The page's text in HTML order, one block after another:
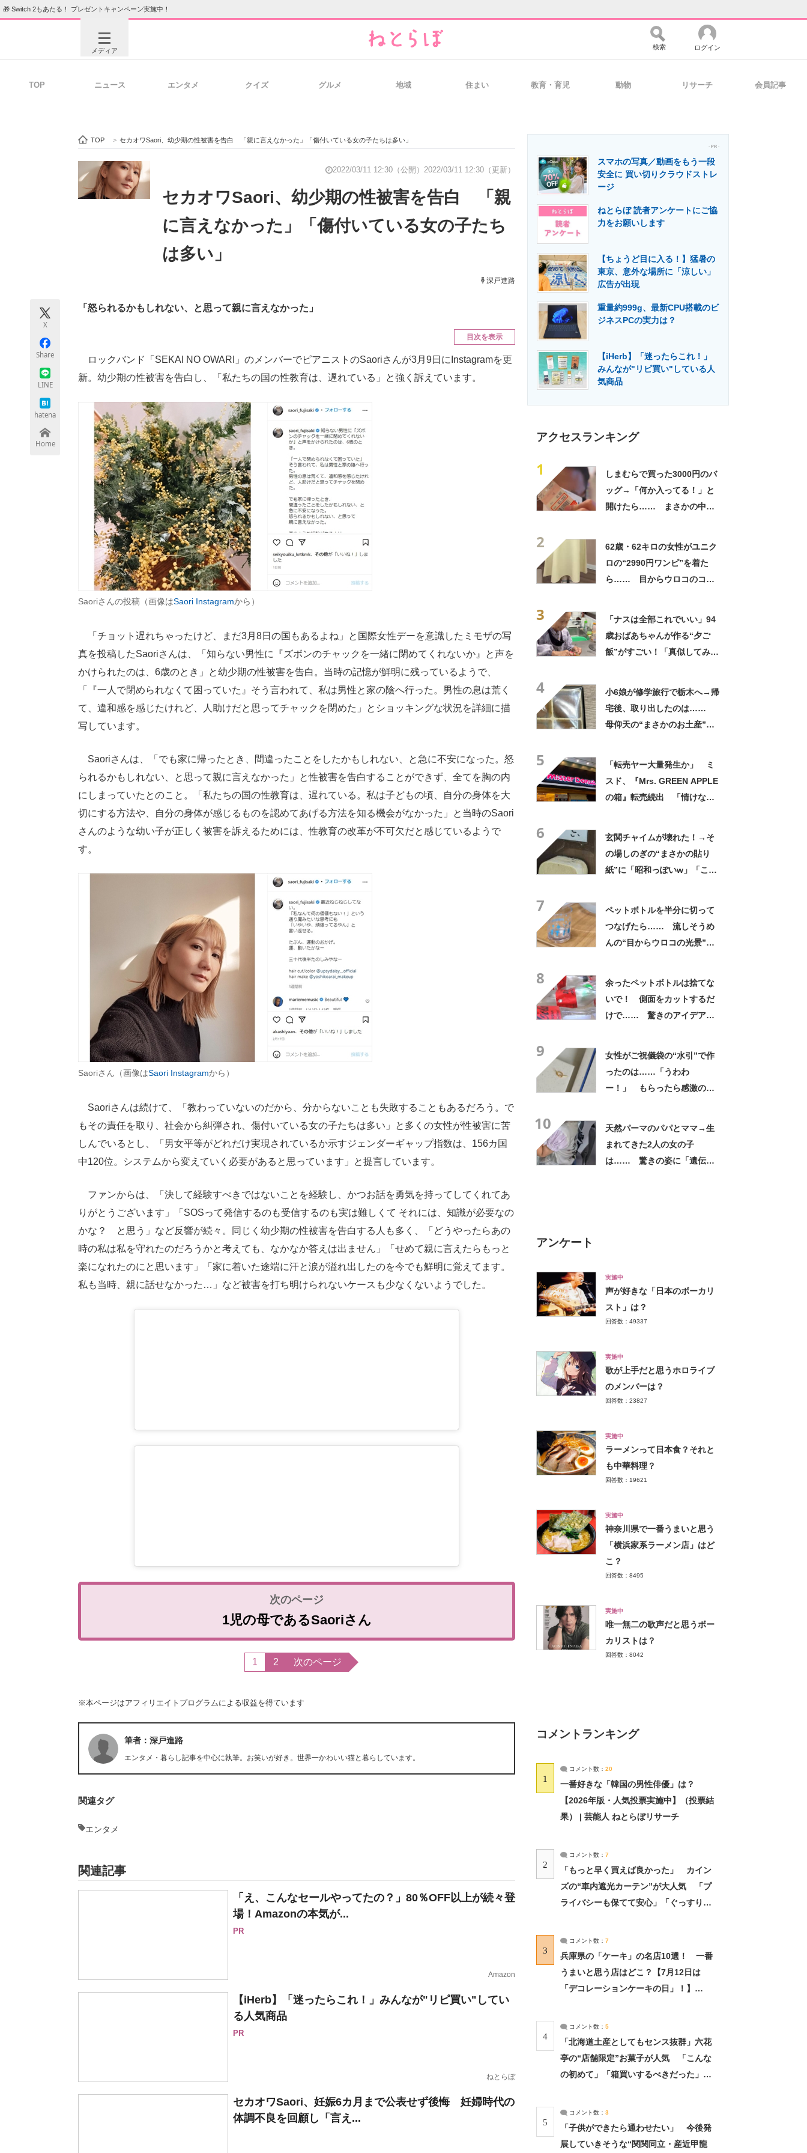
🎁 Switch 2もあたる！ プレゼントキャンペーン実施中！
メディア
ビジネスと働き方のヒント 経営リーダーのコミュニティ マーケ×ITの今がよく分かる
ITエンジニア向け専門サイト 企業向けIT製品の総合サイト IT製品の技術・比較・事例 製造業のIT導入・活用を支援
エネルギーの専門メディア 建設×テクノロジーの最前線
検索 ログイン
TOP ニュース エンタメ クイズ グルメ 地域 住まい 教育・育児 動物 リサーチ 会員記事
TOP > セカオワSaori、幼少期の性被害を告白 「親に言えなかった」「傷付いている女の子たちは多い」
2022/03/11 12:30（公開） 2022/03/11 12:30（更新）
セカオワSaori、幼少期の性被害を告白 「親
に言えなかった」「傷付いている女の子たち
は多い」
深戸進路
X
Share
LINE
hatena
Home
「怒られるかもしれない、と思って親に言えなかった」
目次を表示
ロックバンド「SEKAI NO OWARI」のメンバーでピアニストのSaoriさんが3月9日にInstagramを更
新。幼少期の性被害を告白し、「私たちの国の性教育は、遅れている」と強く訴えています。
Saoriさんの投稿（画像はSaori Instagramから）
「チョット遅れちゃったけど、まだ3月8日の国もあるよね」と国際女性デーを意識したミモザの写
真を投稿したSaoriさんは、「知らない男性に『ズボンのチャックを一緒に閉めてくれないか』と声を
かけられたのは、6歳のとき」と幼少期の性被害を告白。当時の記憶が鮮明に残っているようで、
「『一人で閉められなくて困っていた』そう言われて、私は男性と家の陰へ行った。男性の息は荒く
て、違和感を感じたけれど、人助けだと思ってチャックを閉めた」とショッキングな状況を詳細に描
写しています。
Saoriさんは、「でも家に帰ったとき、間違ったことをしたかもしれない、と急に不安になった。怒
られるかもしれない、と思って親に言えなかった」と性被害を告白することができず、全てを胸の内
にしまっていたとのこと。「私たちの国の性教育は、遅れている。私は子どもの頃、自分の身体を大
切にする方法や、自分の身体が感じるものを認めてあげる方法を知る機会がなかった」と当時のSaori
さんのような幼い子が正しく被害を訴えるためには、性教育の改革が不可欠だと感じているようで
す。
Saoriさん（画像はSaori Instagramから）
Saoriさんは続けて、「教わっていないのだから、分からないことも失敗することもあるだろう。で
もその責任を取り、社会から糾弾され、傷付いている女の子たちは多い」と多くの女性が性被害に苦
しんでいるとし、「男女平等がどれだけ実現されているか示すジェンダーギャップ指数は、156カ国
中120位。システムから変えていく必要があると思っています」と提言しています。
ファンからは、「決して経験すべきではないことを経験し、かつお話を勇気を持ってしてくれてあ
りがとうございます」「SOSって発信するのも受信するのも実は難しくて それには、知識が必要なの
かな？ と思う」など反響が続々。同じく幼少期の性被害を告白する人も多く、「どうやったらあの
時の私は私を守れたのだろうかと考えても、なかなか答えは出ません」「せめて親に言えたらもっと
楽になれたのにと思います」「家に着いた途端に汗と涙が溢れ出したのを今でも鮮明に覚えてます。
私も当時、親に話せなかった…」など被害を打ち明けられないケースも少なくないようでした。
1児の母であるSaoriさん
1 2 次のページ
※本ページはアフィリエイトプログラムによる収益を得ています
筆者：深戸進路
エンタメ・暮らし記事を中心に執筆。お笑いが好き。世界一かわいい猫と暮らしています。
関連タグ
エンタメ
関連記事
「え、こんなセールやってたの？」80％OFF以上が続々登
場！Amazonの本気が...
PR
Amazon
【iHerb】「迷ったらこれ！」みんなが"リピ買い"してい
る人気商品
PR
ねとらぼ
セカオワSaori、妊娠6カ月まで公表せず後悔 妊婦時代の
体調不良を回顧し「言え...
- PR -
スマホの写真／動画をもう一段
安全に 買い切りクラウドストレ
ージ
ねとらぼ 読者アンケートにご協
力をお願いします
【ちょうど目に入る！】猛暑の
東京、意外な場所に「涼しい」
広告が出現
重量約999g、最新CPU搭載のビ
ジネスPCの実力は？
【iHerb】「迷ったらこれ！」
みんなが"リピ買い"している人
気商品
アクセスランキング
1
しまむらで買った3000円のバ
ッグ→「何か入ってる！」と
開けたら…… まさかの中身
2
62歳・62キロの女性がユニク
ロの“2990円ワンピ”を着た
ら…… 目からウロコのコー
3
「ナスは全部これでいい」94
歳おばあちゃんが作る“夕ご
飯”がすごい！「真似してみま
4
小6娘が修学旅行で栃木へ→帰
宅後、取り出したのは……
母仰天の“まさかのお土産”に
5
「転売ヤー大量発生か」 ミ
スド、『Mrs. GREEN APPLE
の箱』転売続出 「情けない
6
玄関チャイムが壊れた！→そ
の場しのぎの“まさかの貼り
紙”に「昭和っぽいw」「こん
7
ペットボトルを半分に切って
つなげたら…… 流しそうめ
んの“目からウロコの光景”に
8
余ったペットボトルは捨てな
いで！ 側面をカットするだ
けで…… 驚きのアイデアに
9
女性がご祝儀袋の“水引”で作
ったのは……「うわわ
ー！」 もらったら感激のデ
10
天然パーマのパパとママ→生
まれてきた2人の女の子
は…… 驚きの姿に「遺伝っ
アンケート
実施中
声が好きな「日本のボーカリ
スト」は？
回答数：49337
実施中
歌が上手だと思うホロライブ
のメンバーは？
回答数：23827
実施中
ラーメンって日本食？それと
も中華料理？
回答数：19621
実施中
神奈川県で一番うまいと思う
「横浜家系ラーメン店」はど
こ？
回答数：8495
実施中
唯一無二の歌声だと思うボー
カリストは？
回答数：8042
コメントランキング
1
コメント数： 20
一番好きな「韓国の男性俳優」は？
【2026年版・人気投票実施中】（投票結
果） | 芸能人 ねとらぼリサーチ
2
コメント数： 7
「もっと早く買えば良かった」 カイン
ズの“車内遮光カーテン”が大人気 「プ
ライバシーも保てて安心」「ぐっすり眠
3
コメント数： 7
兵庫県の「ケーキ」の名店10選！ 一番
うまいと思う店はどこ？【7月12日は
「デコレーションケーキの日」！】
4
コメント数： 5
「北海道土産としてもセンス抜群」六花
亭の“店舗限定”お菓子が人気 「こんな
の初めて」「箱買いするべきだった」
5
コメント数： 3
「子供ができたら通わせたい」 今後発
展していきそうな“関関同立・産近甲龍